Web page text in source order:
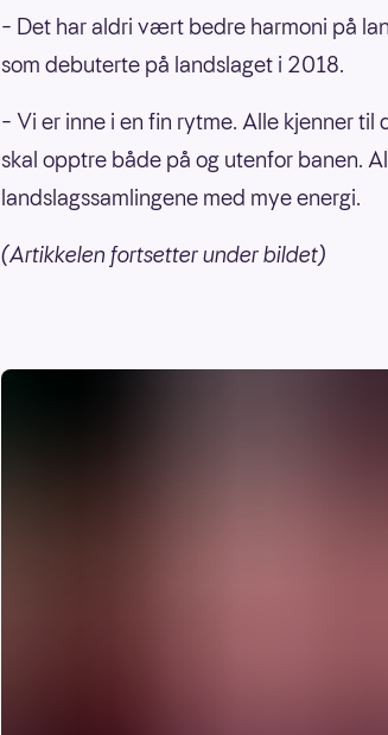
– Det har aldri vært bedre harmoni på
som debuterte på landslaget i 2018.
– Vi er inne i en fin rytme. Alle kjenner
skal opptre både på og utenfor banen.
landslagssamlingene med mye energi.
(Artikkelen fortsetter under bildet)